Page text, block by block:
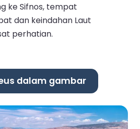
ke Sifnos, tempat
dan keindahan Laut
perhatian.
dalam gambar